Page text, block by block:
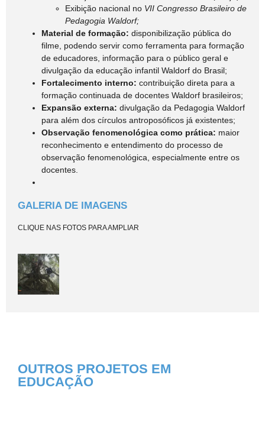
Exibição nacional no VII Congresso Brasileiro de
Pedagogia Waldorf;
Material de formação: disponibilização pública do
filme, podendo servir como ferramenta para formação
de educadores, informação para o público geral e
divulgação da educação infantil Waldorf do Brasil;
Fortalecimento interno: contribuição direta para a
formação continuada de docentes Waldorf brasileiros;
Expansão externa: divulgação da Pedagogia Waldorf
para além dos círculos antroposóficos já existentes;
Observação fenomenológica como prática: maior
reconhecimento e entendimento do processo de
observação fenomenológica, especialmente entre os
docentes.
GALERIA DE IMAGENS
CLIQUE NAS FOTOS PARA AMPLIAR
OUTROS PROJETOS EM
EDUCAÇÃO